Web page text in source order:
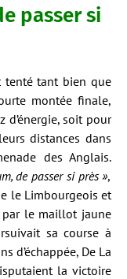
passer si
tenté tant bien que
montée finale,
d’énergie, soit pour
distances dans
des Anglais.
de passer si près »,
le Limbourgeois et
le maillot jaune
sa course à
d’échappée, De La
la victoire